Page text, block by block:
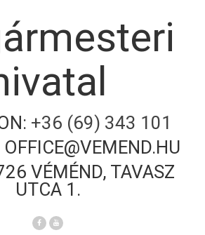
+36 (69) 343 101
VÉMÉND, TAVASZ
UTCA 1.